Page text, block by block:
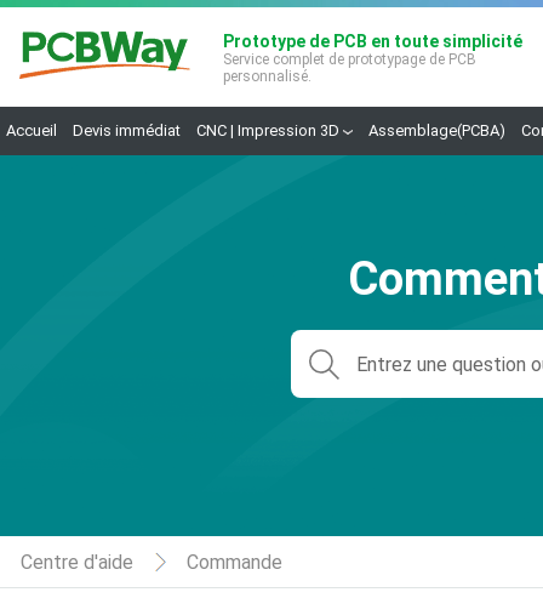
Prototype de PCB en toute simplicité
Service complet de prototypage de PCB
personnalisé.
Accueil Devis immédiat CNC | Impression 3D Assemblage(PCBA)
Centre d'aide Commande